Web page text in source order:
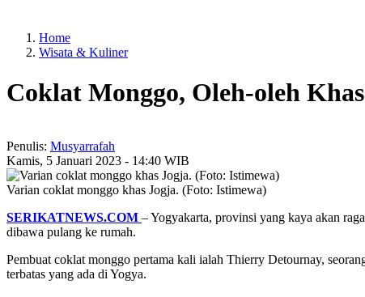
Home
Wisata & Kuliner
Coklat Monggo, Oleh-oleh
Penulis: Musyarrafah
Kamis, 5 Januari 2023 - 14:40 WIB
Varian coklat monggo khas Jogja. (Foto: Istimewa)
SERIKATNEWS.COM – Yogyakarta, provinsi yang kaya akan
dibawa pulang ke rumah.
Pembuat coklat monggo pertama kali ialah Thierry Detournay,
terbatas yang ada di Yogya.